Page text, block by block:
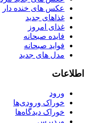
عکس های خنده دار
غذاهای جدید
غذای امروز
فایده صبحانه
فواید صبحانه
مدل های جدید
اطلاعات
ورود
خوراک ورودی‌ها
خوراک دیدگاه‌ها
وردپرس